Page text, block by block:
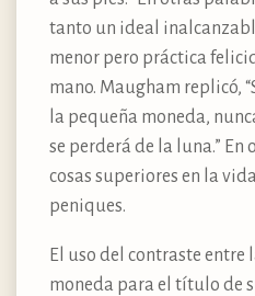
tanto un ideal
menor pero práctica
mano. Maugham replicó,
la pequeña moneda,
se perderá de la luna.”
cosas superiores en la
peniques.
El uso del contraste entre
moneda para el título de